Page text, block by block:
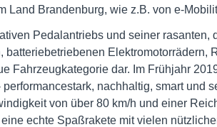
Land Brandenburg, wie z.B. von e-
Pedalantriebs und seiner rasanten,
batteriebetriebenen Elektromotorrädern,
Fahrzeugkategorie dar. Im Frühjahr
nachhaltig, smart und
von über 80 km/h und einer
echte Spaßrakete mit vielen